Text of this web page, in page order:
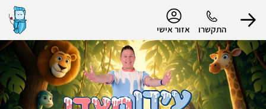
התקשרו אזור אישי
הפרופיל שלי